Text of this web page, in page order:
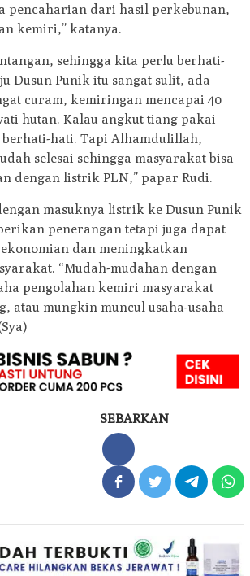
pencaharian dari hasil perkebunan,
kemiri,” katanya.
sehingga kita perlu berhati-
Dusun Punik itu sangat sulit, ada
curam, kemiringan mencapai 40
hutan. Kalau angkut tiang pakai
hati. Tapi Alhamdulillah,
selesai sehingga masyarakat bisa
dengan listrik PLN,” papar Rudi.
masuknya listrik ke Dusun Punik
penerangan tetapi juga dapat
dan meningkatkan
“Mudah-mudahan dengan
pengolahan kemiri masyarakat
atau mungkin muncul usaha-usaha
SEBARKAN